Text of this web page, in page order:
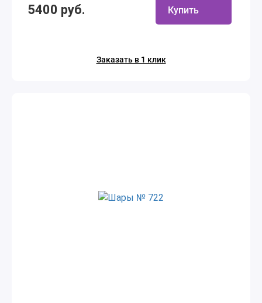
5400 руб. Купить
Заказать в 1 клик